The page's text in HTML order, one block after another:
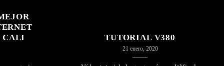
CALI
TUTORIAL V380
21 enero, 2020